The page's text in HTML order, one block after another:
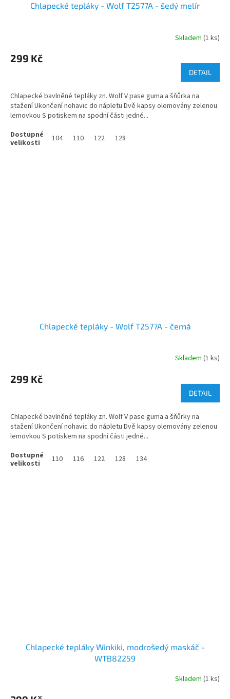
Chlapecké tepláky - Wolf T2577A - šedý melír
Skladem (1 ks)
299 Kč
DETAIL
Chlapecké bavlněné tepláky zn. Wolf V pase guma a šňůrka na
stažení Ukončení nohavic do nápletu Dvě kapsy olemovány zelenou
lemovkou S potiskem na spodní části jedné...
104 110 122 128
Chlapecké tepláky - Wolf T2577A - černá
Skladem (1 ks)
299 Kč
DETAIL
Chlapecké bavlněné tepláky zn. Wolf V pase guma a šňůrky na
stažení Ukončení nohavic do nápletu Dvě kapsy olemovány zelenou
lemovkou S potiskem na spodní části jedné...
110 116 122 128 134
Chlapecké tepláky Winkiki, modrošedý maskáč -
WTB82259
Skladem (1 ks)